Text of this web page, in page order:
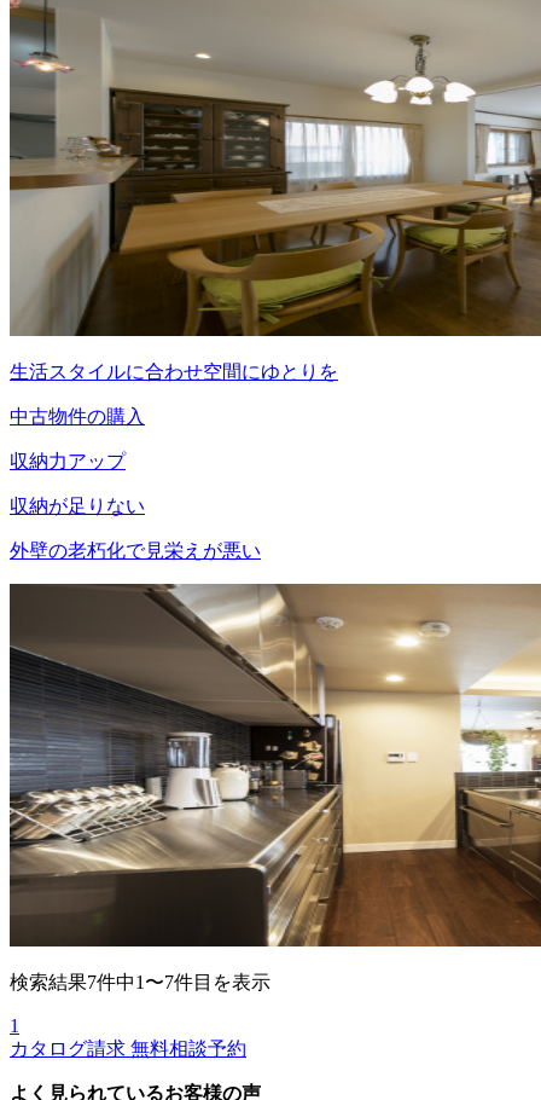
生活スタイルに合わせ空間にゆとりを
中古物件の購入
収納力アップ
収納が足りない
外壁の老朽化で見栄えが悪い
検索結果7件中1〜7件目を表示
1
カタログ請求 無料相談予約
よく見られているお客様の声